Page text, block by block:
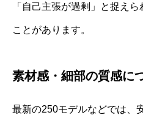
「自己主張が過剰」と捉え
ことがあります。
素材感・細部の質感に
最新の250モデルなどでは、